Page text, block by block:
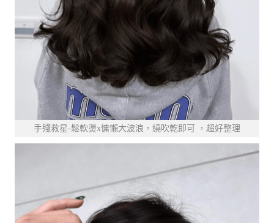
手殘救星-鬆軟燙x慵懶大波浪，繞吹乾即可 ，超好整理